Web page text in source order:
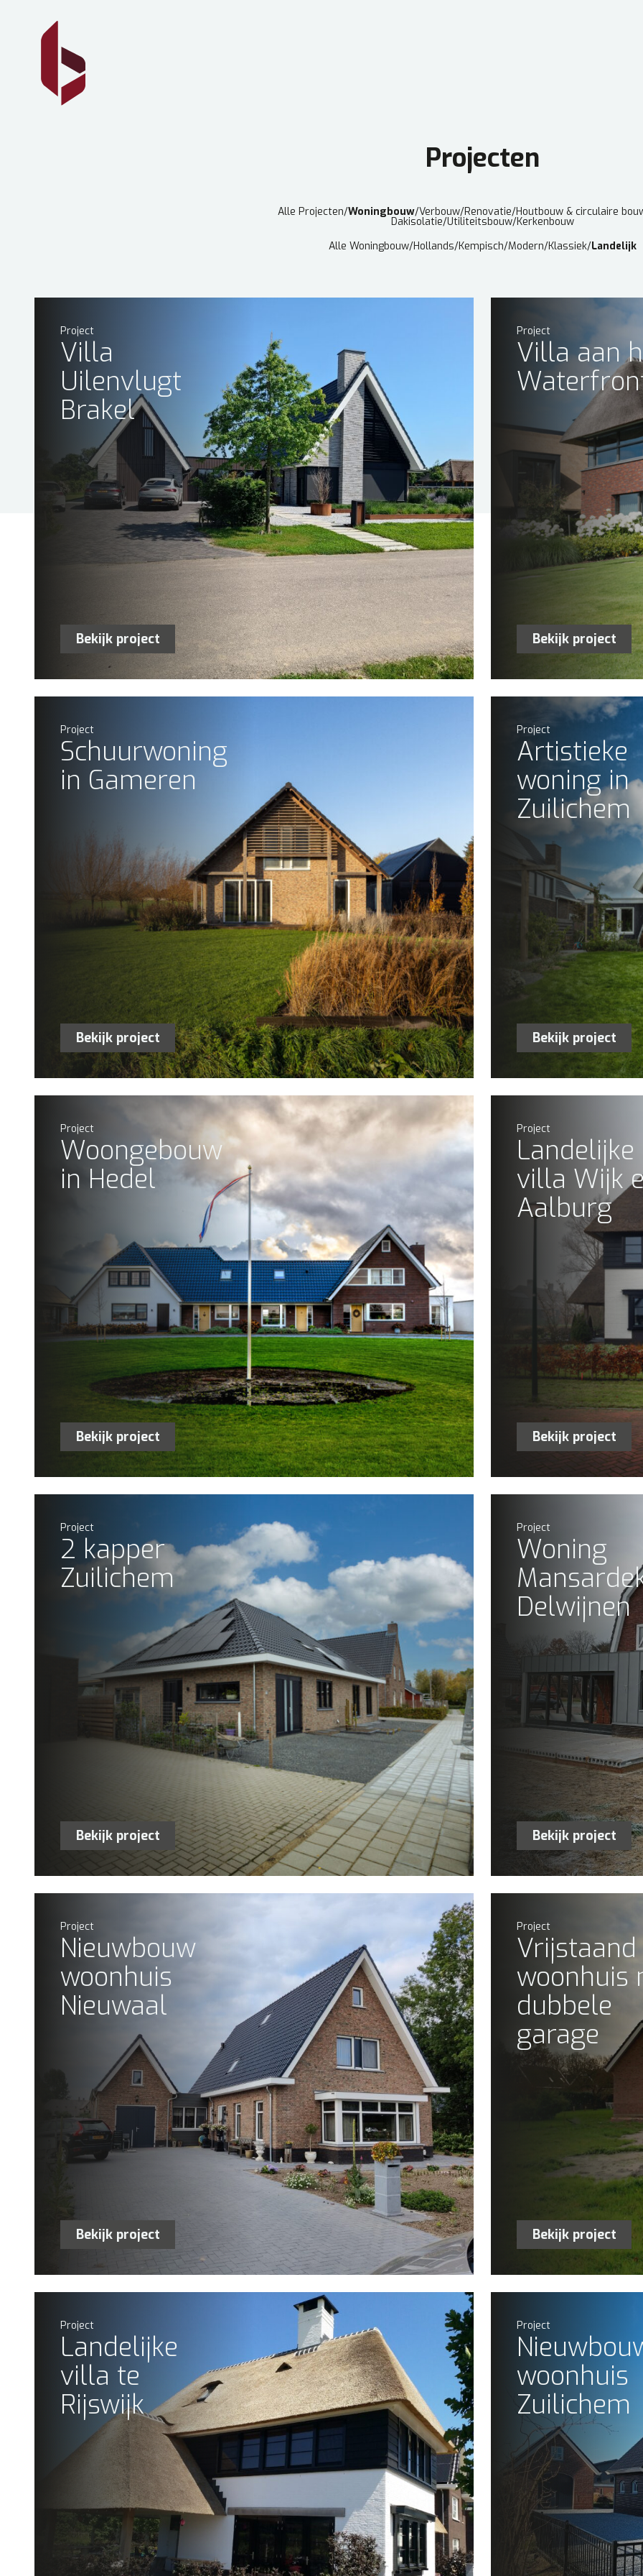
Projecten
Alle Projecten/Woningbouw/Verbouw/Renovatie/Houtbouw & circulaire
Dakisolatie/Utiliteitsbouw/Kerkenbouw
Alle Woningbouw/Hollands/Kempisch/Modern/Klassiek/Landelijk
Project
Villa
Uilenvlugt
Brakel
Bekijk project
Project
Villa aan
Bekijk project
Project
Schuurwoning
in Gameren
Bekijk project
Project
Artistieke
woning in
Zuilichem
Bekijk project
Project
Woongebouw
in Hedel
Bekijk project
Project
Landelijke
villa Wijk
Aalburg
Bekijk project
Project
2 kapper
Zuilichem
Bekijk project
Project
Woning
Delwijnen
Bekijk project
Project
Nieuwbouw
woonhuis
Nieuwaal
Bekijk project
Project
Vrijstaand
woonhuis
dubbele
garage
Bekijk project
Project
Landelijke
villa te
Rijswijk
Project
woonhuis
Zuilichem